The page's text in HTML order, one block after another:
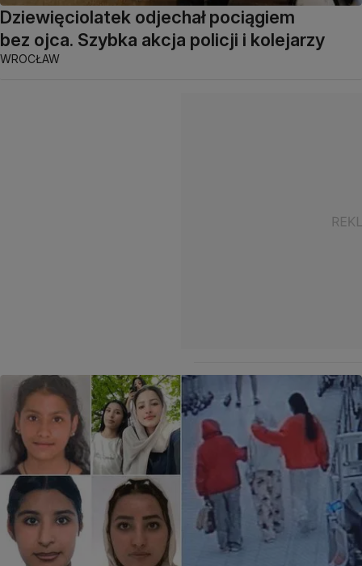
Dziewięciolatek odjechał pociągiem
bez ojca. Szybka akcja policji i kolejarzy
WROCŁAW